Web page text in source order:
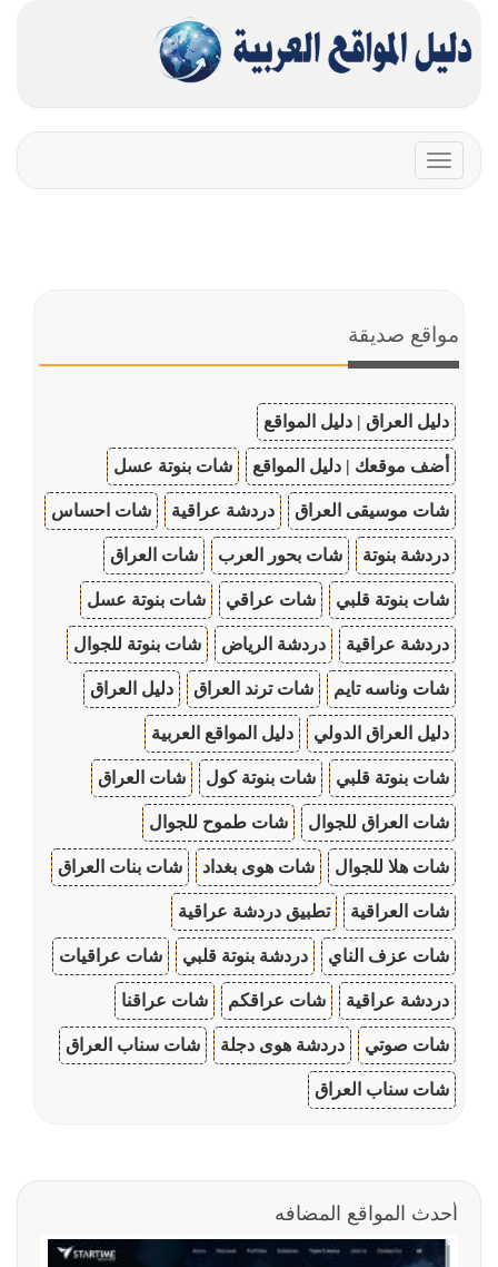
Toggle
navigation
مواقع صديقة
دليل العراق | دليل المواقع
أضف موقعك | دليل المواقع شات بنوتة عسل
شات موسيقى العراق دردشة عراقية شات احساس
دردشة بنوتة شات بحور العرب شات العراق
شات بنوتة قلبي شات عراقي شات بنوتة عسل
دردشة عراقية دردشة الرياض شات بنوتة للجوال
شات وناسه تايم شات ترند العراق دليل العراق
دليل العراق الدولي دليل المواقع العربية
شات بنوتة قلبي شات بنوتة كول شات العراق
شات العراق للجوال شات طموح للجوال
شات هلا للجوال شات هوى بغداد شات بنات العراق
شات العراقية تطبيق دردشة عراقية
شات عزف الناي دردشة بنوتة قلبي شات عراقيات
دردشة عراقية شات عراقكم شات عراقنا
شات صوتي دردشة هوى دجلة شات سناب العراق
شات سناب العراق
أحدث المواقع المضافه